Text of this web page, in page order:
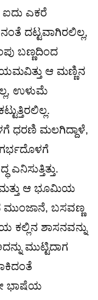
ಎಕರೆ
ದಟ್ಟವಾಗಿರಲಿಲ್ಲ,
ಬಣ್ಣದಿಂದ
ಆ ಮಣ್ಣಿನ
ಉಳುಮೆ
ಧರಣಿ ಮಲಗಿದ್ದಾಳೆ,
ಎನಿಸುತ್ತಿತ್ತು.
ಮತ್ತು ಆ ಭೂಮಿಯ
ಬಸವಣ್ಣ
ಕಲ್ಲಿನ ಶಾಸನವನ್ನು
ಮುಟ್ಟಿದಾಗ
ಭಾಷೆಯ